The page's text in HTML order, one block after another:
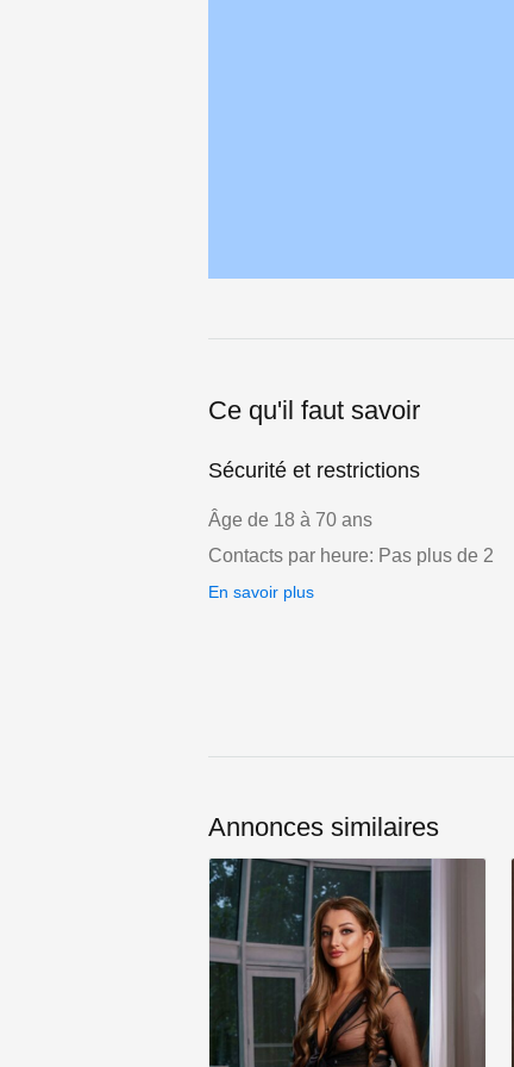
Ce qu'il faut savoir
Sécurité et restrictions
Âge de 18 à 70 ans
Contacts par heure: Pas plus de 2
En savoir plus
Annonces similaires